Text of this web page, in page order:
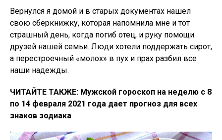
Вернулся я домой и в старых документах нашел
свою сберкнижку, которая напомнила мне и тот
страшный день, когда погиб отец, и руку помощи
друзей нашей семьи. Люди хотели поддержать сирот,
а перестроечный «молох» в пух и прах разбил все
наши надежды.
ЧИТАЙТЕ ТАКЖЕ: Мужской гороскоп на неделю с 8
по 14 февраля 2021 года дает прогноз для всех
знаков зодиака